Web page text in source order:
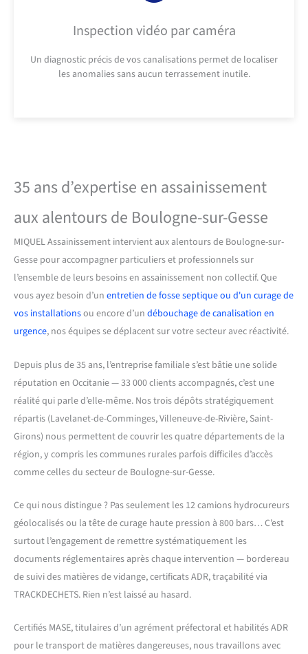
Inspection vidéo par caméra
Un diagnostic précis de vos canalisations permet de localiser
les anomalies sans aucun terrassement inutile.
35 ans d’expertise en assainissement
aux alentours de Boulogne-sur-Gesse
MIQUEL Assainissement intervient aux alentours de Boulogne-sur-
Gesse pour accompagner particuliers et professionnels sur
l’ensemble de leurs besoins en assainissement non collectif. Que
vous ayez besoin d’un entretien de fosse septique ou d'un curage de
vos installationsou encore d’un débouchage de canalisation en
urgence, nos équipes se déplacent sur votre secteur avec réactivité.
Depuis plus de 35 ans, l’entreprise familiale s’est bâtie une solide
réputation en Occitanie — 33 000 clients accompagnés, c’est une
réalité qui parle d’elle-même. Nos trois dépôts stratégiquement
répartis (Lavelanet-de-Comminges, Villeneuve-de-Rivière, Saint-
Girons) nous permettent de couvrir les quatre départements de la
région, y compris les communes rurales parfois difficiles d’accès
comme celles du secteur de Boulogne-sur-Gesse.
Ce qui nous distingue ? Pas seulement les 12 camions hydrocureurs
géolocalisés ou la tête de curage haute pression à 800 bars… C’est
surtout l’engagement de remettre systématiquement les
documents réglementaires après chaque intervention — bordereau
de suivi des matières de vidange, certificats ADR, traçabilité via
TRACKDECHETS. Rien n’est laissé au hasard.
Certifiés MASE, titulaires d’un agrément préfectoral et habilités ADR
pour le transport de matières dangereuses, nous travaillons avec